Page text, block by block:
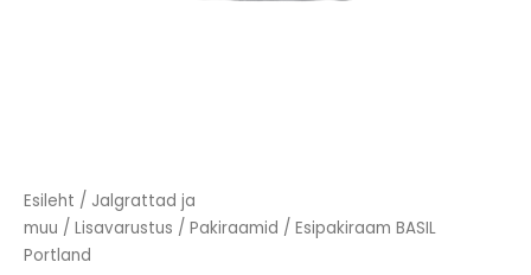
Esileht / Jalgrattad ja
muu / Lisavarustus / Pakiraamid / Esipakiraam BASIL
Portland